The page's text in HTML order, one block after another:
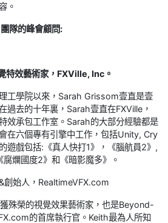
。
隊的峰會顧問:
效藝術家，FXVille, Inc。
工學院以來，Sarah Grissom壹直是壹
過去的十年裏，Sarah壹直在FXVille，
效承包工作室。Sarah的大部分經驗都是
在六個專有引擎中工作，包括Unity, Cry
遊戲包括:《真人快打1》，《腦航員2》,
爛國度2》和《暗影魔多》。
始人，RealtimeVFX.com
殊榮的視覺效果藝術家，也是Beyond-
的首席執行官。Keith最為人所知